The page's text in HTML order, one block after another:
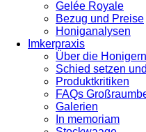
Gelée Royale
Bezug und Preise
Honiganalysen
Imkerpraxis
Über die
Schied setzen
Produktkritiken
FAQs
Galerien
In memoriam